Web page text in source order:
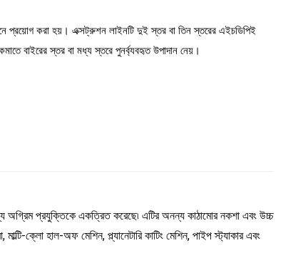
প্রয়োগ করা হয়। এক্সট্রুশন লাইনটি দুই স্তর বা তিন স্তরের এইচডিপিই
বাইরের স্তর বা মধ্য স্তরে পুনর্ব্যবহৃত উপাদান নেয়।
অগ্রিম প্রযুক্তিকে একত্রিত করেছে৷ এটির অনন্য কাঠামোর নকশা এবং উচ্চ
ক্লো হাল-অফ মেশিন, প্ল্যানেটারি কাটিং মেশিন, পাইপ স্ট্যাকার এবং